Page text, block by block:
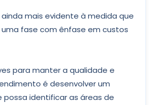
ainda mais evidente à medida que
fase com ênfase em custos
para manter a qualidade e
é desenvolver um
possa identificar as áreas de